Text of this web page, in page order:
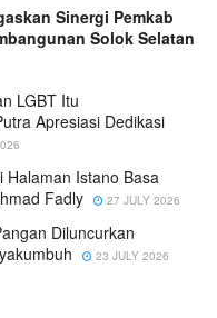
Sinergi Pemkab
Solok Selatan
LGBT Itu
Apresiasi Dedikasi
Halaman Istano Basa
Fadly
27 JULY 2026
Diluncurkan
23 JULY 2026